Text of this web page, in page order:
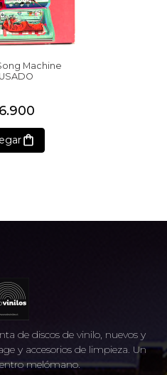
Machine
de discos de vinilo, nuevos y
y accesorios de limpieza. Un
melómano.